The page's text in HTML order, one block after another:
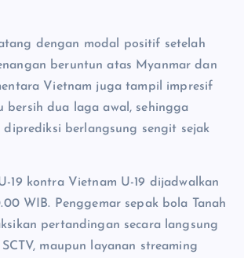
dengan modal positif setelah
beruntun atas Myanmar dan
Vietnam juga tampil impresif
bersih dua laga awal, sehingga
berlangsung sengit sejak
19 kontra Vietnam U-19 dijadwalkan
WIB. Penggemar sepak bola Tanah
pertandingan secara langsung
maupun layanan streaming